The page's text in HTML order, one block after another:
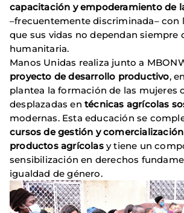
capacitación y empoderamiento de
–frecuentemente discriminada– con
que sus vidas no dependan siempre
humanitaria.
Manos Unidas realiza junto a
proyecto de desarrollo productivo,
plantea la formación de las mujeres
desplazadas en técnicas agrícolas
modernas. Esta educación se
cursos de gestión y
productos agrícolasy tiene un
sensibilización en derechos
igualdad de género.